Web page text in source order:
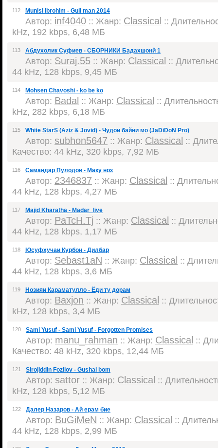
112 Munisi Ibrohim - Guli man 2014
Автор: inf4040 :: Жанр: Classical ::
kHz, 192 kbps, 6,48 МБ
113 Абдухолик Суфиев - СБОРНИКИ Бадахшонй 1
Автор: Suraj.55 :: Жанр: Classical ::
44 kHz, 128 kbps, 9,45 МБ
114 Mohsen Chavoshi - ko be ko
Автор: Badal :: Жанр: Classical ::
kHz, 282 kbps, 6,18 МБ
115 White StarS (Aziz & Jovid) - Чудои байни мо (JaDiDoN Pro)
Автор: subhon5647 :: Жанр: Classical ::
Качество: 44 kHz, 320 kbps, 7,92 МБ
116 Самандар Пулодов - Маку ноз
Автор: 2346837 :: Жанр: Classical ::
44 kHz, 128 kbps, 4,27 МБ
117 Majid Kharatha - Madar_live
Автор: PaTcH.Tj :: Жанр: Classical ::
44 kHz, 128 kbps, 1,17 МБ
118 Юсуфхучаи Курбон - Дилбар
Автор: Sebast1aN :: Жанр: Classical ::
44 kHz, 128 kbps, 3,6 МБ
119 Нозияи Караматулло - Ёди ту дорам
Автор: Baxjon :: Жанр: Classical ::
kHz, 128 kbps, 3,4 МБ
120 Sami Yusuf - Sami Yusuf - Forgotten Promises
Автор: manu_rahman :: Жанр: Classical ::
Качество: 48 kHz, 320 kbps, 12,44 МБ
121 Sirojiddin Fozilov - Gushai bom
Автор: sattor :: Жанр: Classical ::
kHz, 128 kbps, 5,12 МБ
122 Далер Назаров - Ай ерам бие
Автор: BuGiMeN :: Жанр: Classical ::
44 kHz, 128 kbps, 2,99 МБ